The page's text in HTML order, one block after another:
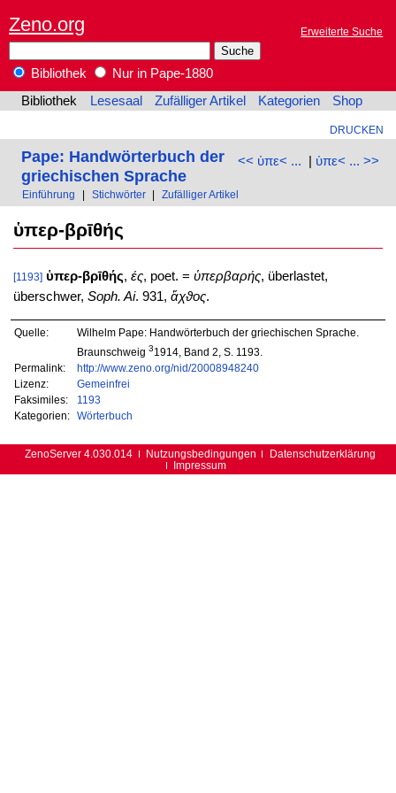
Zeno.org Erweiterte Suche
Bibliothek
Nur in Pape-1880
Bibliothek
Lesesaal Zufälliger Artikel Kategorien Shop
DRUCKEN
<< ὑπε< ... | ὑπε< ... >>
Pape: Handwörterbuch der
griechischen Sprache
Einführung Stichwörter Zufälliger Artikel
ὑπερ-βρῑθής
[1193] ὑπερ-βρῑθής, ές, poet. = ὑπερβαρής, überlastet,
überschwer, Soph. Ai. 931, ἄχϑος.
Quelle:
Wilhelm Pape: Handwörterbuch der griechischen Sprache.
Braunschweig 31914, Band 2, S. 1193.
Permalink:
http://www.zeno.org/nid/20008948240
Lizenz:
Gemeinfrei
Faksimiles:
1193
Kategorien:
Wörterbuch
ZenoServer 4.030.014 Nutzungsbedingungen
Datenschutzerklärung
Impressum